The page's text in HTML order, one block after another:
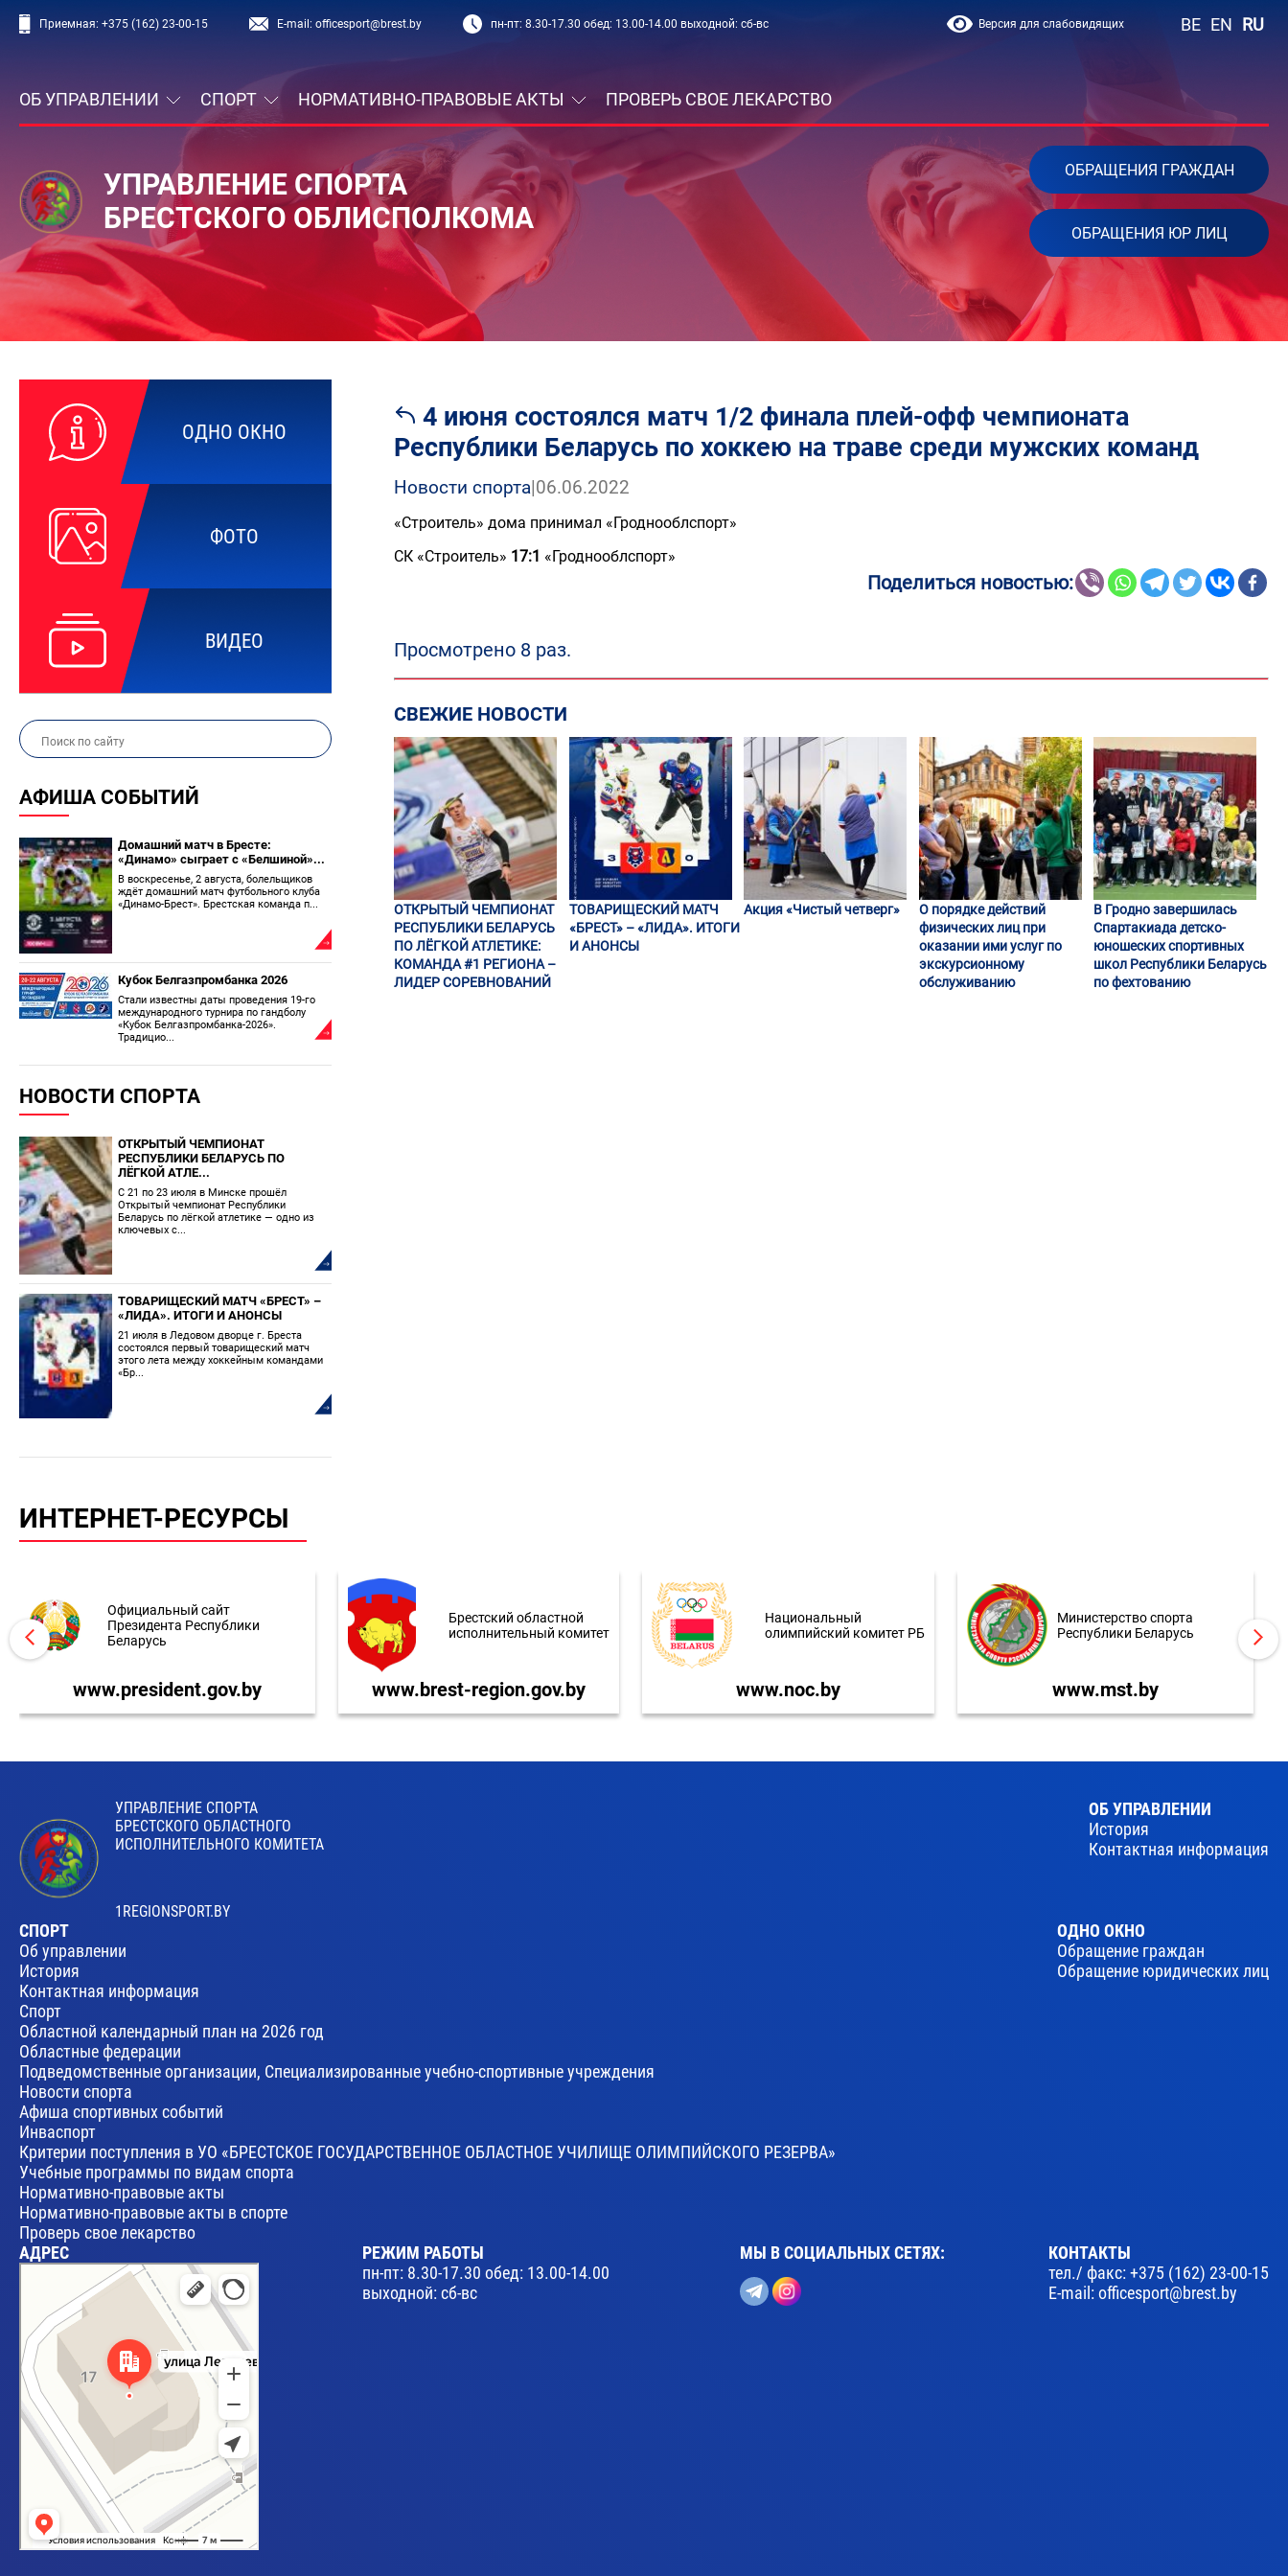
Приемная: +375 (162) 23-00-15 E-mail:officesport@brest.by пн-пт: 8.30-17.30 обед: 13.00-14.00 выходной: сб-вс Версия для слабовидящих BE EN RU
ОБ УПРАВЛЕНИИ СПОРТ НОРМАТИВНО-ПРАВОВЫЕ АКТЫ ПРОВЕРЬ СВОЕ ЛЕКАРСТВО
УПРАВЛЕНИЕ СПОРТА
БРЕСТСКОГО ОБЛИСПОЛКОМА
ОБРАЩЕНИЯ ГРАЖДАН
ОБРАЩЕНИЯ ЮР ЛИЦ
ОДНО ОКНО
ФОТО
ВИДЕО
АФИША СОБЫТИЙ
Домашний матч в Бресте:
«Динамо» сыграет с «Белшиной»...
В воскресенье, 2 августа, болельщиков
ждёт домашний матч футбольного клуба
«Динамо-Брест». Брестская команда п...
Кубок Белгазпромбанка 2026
Стали известны даты проведения 19-го
международного турнира по гандболу
«Кубок Белгазпромбанка-2026».
Традицио...
НОВОСТИ СПОРТА
ОТКРЫТЫЙ ЧЕМПИОНАТ
РЕСПУБЛИКИ БЕЛАРУСЬ ПО
ЛЁГКОЙ АТЛЕ...
С 21 по 23 июля в Минске прошёл
Открытый чемпионат Республики
Беларусь по лёгкой атлетике — одно из
ключевых с...
ТОВАРИЩЕСКИЙ МАТЧ «БРЕСТ» –
«ЛИДА». ИТОГИ И АНОНСЫ
21 июля в Ледовом дворце г. Бреста
состоялся первый товарищеский матч
этого лета между хоккейным командами
«Бр...
4 июня состоялся матч 1/2 финала плей-офф чемпионата
Республики Беларусь по хоккею на траве среди мужских команд
Новости спорта|06.06.2022
«Строитель» дома принимал «Гроднооблспорт»
СК «Строитель» 17:1 «Гроднооблспорт»
Поделиться новостью:
Просмотрено 8 раз.
СВЕЖИЕ НОВОСТИ
ОТКРЫТЫЙ ЧЕМПИОНАТ
РЕСПУБЛИКИ БЕЛАРУСЬ
ПО ЛЁГКОЙ АТЛЕТИКЕ:
КОМАНДА #1 РЕГИОНА –
ЛИДЕР СОРЕВНОВАНИЙ
ТОВАРИЩЕСКИЙ МАТЧ
«БРЕСТ» – «ЛИДА». ИТОГИ
И АНОНСЫ
Акция «Чистый четверг»
О порядке действий
физических лиц при
оказании ими услуг по
экскурсионному
обслуживанию
В Гродно завершилась
Спартакиада детско-
юношеских спортивных
школ Республики Беларусь
по фехтованию
ИНТЕРНЕТ-РЕСУРСЫ
Официальный сайт
Президента Республики
Беларусь
www.president.gov.by
Брестский областной
исполнительный комитет
www.brest-region.gov.by
Национальный
олимпийский комитет РБ
www.noc.by
Министерство спорта
Республики Беларусь
www.mst.by
УПРАВЛЕНИЕ СПОРТА
БРЕСТСКОГО ОБЛАСТНОГО
ИСПОЛНИТЕЛЬНОГО КОМИТЕТА
1REGIONSPORT.BY
ОБ УПРАВЛЕНИИ
История
Контактная информация
СПОРТ
Об управлении
История
Контактная информация
Спорт
Областной календарный план на 2026 год
Областные федерации
Подведомственные организации, Специализированные учебно-спортивные учреждения
Новости спорта
Афиша спортивных событий
Инваспорт
Критерии поступления в УО «БРЕСТСКОЕ ГОСУДАРСТВЕННОЕ ОБЛАСТНОЕ УЧИЛИЩЕ ОЛИМПИЙСКОГО РЕЗЕРВА»
Учебные программы по видам спорта
Нормативно-правовые акты
Нормативно-правовые акты в спорте
Проверь свое лекарство
ОДНО ОКНО
Обращение граждан
Обращение юридических лиц
АДРЕС
Брест
Улица Леваневского, 17 — Яндекс Карты
РЕЖИМ РАБОТЫ
пн-пт: 8.30-17.30 обед: 13.00-14.00
выходной: сб-вс
МЫ В СОЦИАЛЬНЫХ СЕТЯХ:
КОНТАКТЫ
тел./ факс:+375 (162) 23-00-15
E-mail:officesport@brest.by